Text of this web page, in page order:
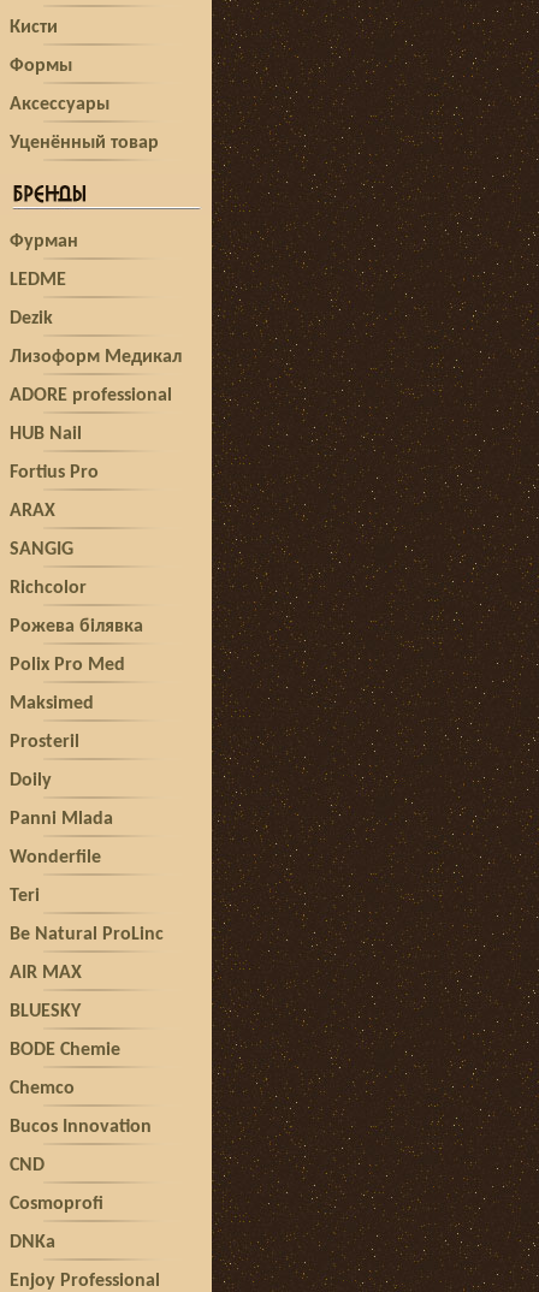
Кисти
Формы
Аксессуары
Уценённый товар
Фурман
LEDME
Dezik
Лизоформ Медикал
ADORE professional
HUB Nail
Fortius Pro
ARAX
SANGIG
Richcolor
Рожева білявка
Polix Pro Med
Maksimed
Prosteril
Doily
Panni Mlada
Wonderfile
Teri
Be Natural ProLinc
AIR MAX
BLUESKY
BODE Chemie
Chemco
Bucos Innovation
CND
Cosmoprofi
DNKa
Enjoy Professional